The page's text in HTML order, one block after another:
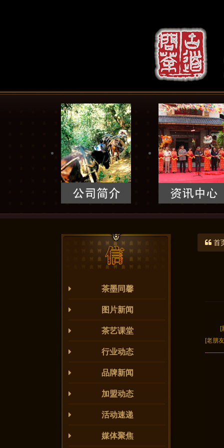
茶墨同馨
图片新闻
茶艺课堂
行业动态
品牌新闻
加盟动态
活动速递
媒体聚焦
首
[
[老朋